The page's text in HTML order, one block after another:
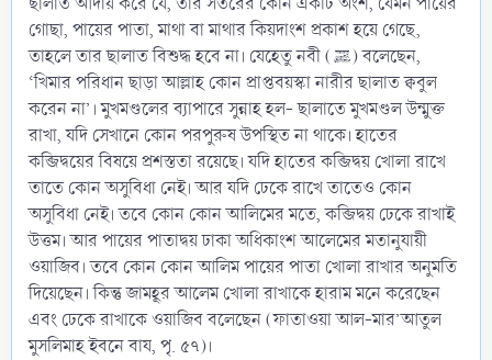
গোছা, পায়ের পাতা, মাথা বা মাথার কিয়দাংশ প্রকাশ হয়ে গেছে,
তাহলে তার ছালাত বিশুদ্ধ হবে না। যেহেতু নবী (ﷺ) বলেছেন,
‘খিমার পরিধান ছাড়া আল্লাহ কোন প্রাপ্তবয়স্কা নারীর ছালাত ক্ববুল
করেন না’। মুখমণ্ডলের ব্যাপারে সুন্নাহ হল- ছালাতে মুখমণ্ডল উন্মুক্ত
রাখা, যদি সেখানে কোন পরপুরুষ উপস্থিত না থাকে। হাতের
কব্জিদ্বয়ের বিষয়ে প্রশস্ততা রয়েছে। যদি হাতের কব্জিদ্বয় খোলা রাখে
তাতে কোন অসুবিধা নেই। আর যদি ঢেকে রাখে তাতেও কোন
অসুবিধা নেই। তবে কোন কোন আলিমের মতে, কব্জিদ্বয় ঢেকে রাখাই
উত্তম। আর পায়ের পাতাদ্বয় ঢাকা অধিকাংশ আলেমের মতানুযায়ী
ওয়াজিব। তবে কোন কোন আলিম পায়ের পাতা খোলা রাখার অনুমতি
দিয়েছেন। কিন্তু জামহূর আলেম খোলা রাখাকে হারাম মনে করেছেন
এবং ঢেকে রাখাকে ওয়াজিব বলেছেন (ফাতাওয়া আল-মার’আতুল
মুসলিমাহ ইবনে বায, পৃ. ৫৭)।